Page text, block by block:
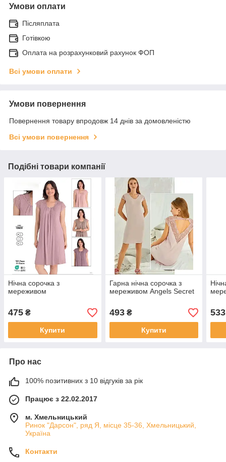
Умови оплати
Післяплата
Готівкою
Оплата на розрахунковий рахунок ФОП
Всі умови оплати
Умови повернення
Повернення товару впродовж 14 днів за домовленістю
Всі умови повернення
Подібні товари компанії
Нічна сорочка з
мереживом
475 ₴
Купити
Гарна нічна сорочка з
мереживом Angels Secret
493₴
Купити
533
Про нас
100% позитивних з 10 відгуків за рік
Працює з 22.02.2017
м. Хмельницький
Ринок "Дарсон", ряд Я, місце 35-36, Хмельницький,
Україна
Контакти